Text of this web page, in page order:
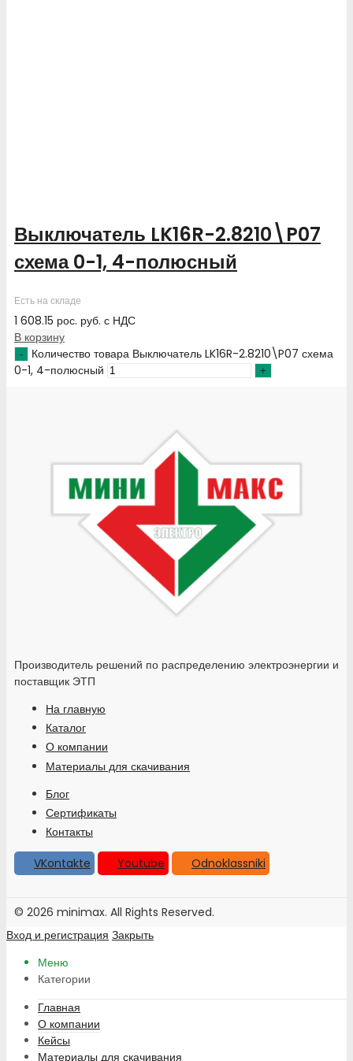
Выключатель LK16R-2.8210\P07
схема 0-1, 4-полюсный
Есть на складе
1 608.15 рос. руб. с НДС
В корзину
Количество товара Выключатель LK16R-2.8210\P07 схема
0-1, 4-полюсный
Производитель решений по распределению электроэнергии и
поставщик ЭТП
На главную
Каталог
О компании
Материалы для скачивания
Блог
Сертификаты
Контакты
VKontakte
Youtube Odnoklassniki
© 2026 minimax. All Rights Reserved.
Вход и регистрация Закрыть
Меню
Категории
Главная
О компании
Кейсы
Материалы для скачивания